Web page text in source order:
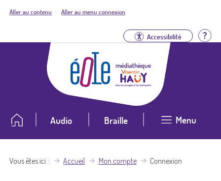
Aller au contenu Aller au menu connexion
Accessibilité
Audio Braille Menu
Vous êtes ici Accueil Mon compte Connexion